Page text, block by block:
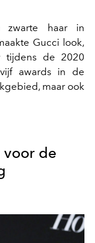
zwarte haar in
Gucci look,
tijdens de 2020
awards in de
maar ook
voor de